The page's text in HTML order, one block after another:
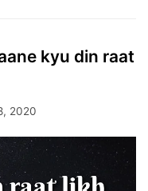
kyu din raat
2020